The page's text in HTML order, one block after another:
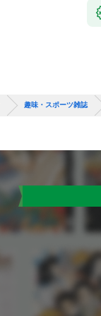
趣味・スポーツ雑誌